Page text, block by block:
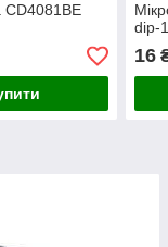
CD4081BE
dip-
16